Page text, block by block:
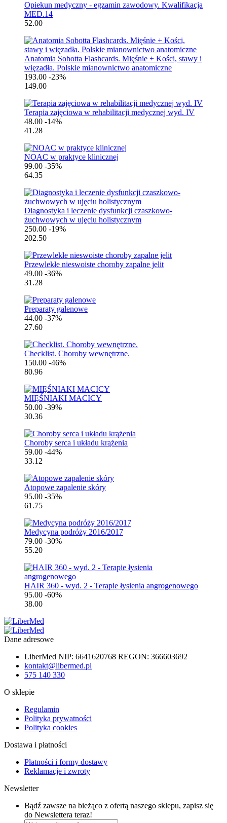
Opiekun medyczny - egzamin zawodowy. Kwalifikacja
MED.14
52.00
Anatomia Sobotta Flashcards. Mięśnie + Kości, stawy i
więzadła. Polskie mianownictwo anatomiczne
193.00 -23%
149.00
Terapia zajęciowa w rehabilitacji medycznej wyd. IV
48.00 -14%
41.28
NOAC w praktyce klinicznej
99.00 -35%
64.35
Diagnostyka i leczenie dysfunkcji czaszkowo-
żuchwowych w ujęciu holistycznym
250.00 -19%
202.50
Przewlekłe nieswoiste choroby zapalne jelit
49.00 -36%
31.28
Preparaty galenowe
44.00 -37%
27.60
Checklist. Choroby wewnętrzne.
150.00 -46%
80.96
MIĘŚNIAKI MACICY
50.00 -39%
30.36
Choroby serca i układu krążenia
59.00 -44%
33.12
Atopowe zapalenie skóry
95.00 -35%
61.75
Medycyna podróży 2016/2017
79.00 -30%
55.20
HAIR 360 - wyd. 2 - Terapie łysienia angrogenowego
95.00 -60%
38.00
Dane adresowe
LiberMed NIP: 6641620768 REGON: 366603692
kontakt@libermed.pl
575 140 330
O sklepie
Regulamin
Polityka prywatności
Polityka cookies
Dostawa i płatności
Płatności i formy dostawy
Reklamacje i zwroty
Newsletter
Bądź zawsze na bieżąco z ofertą naszego sklepu, zapisz się
do Newslettera teraz!